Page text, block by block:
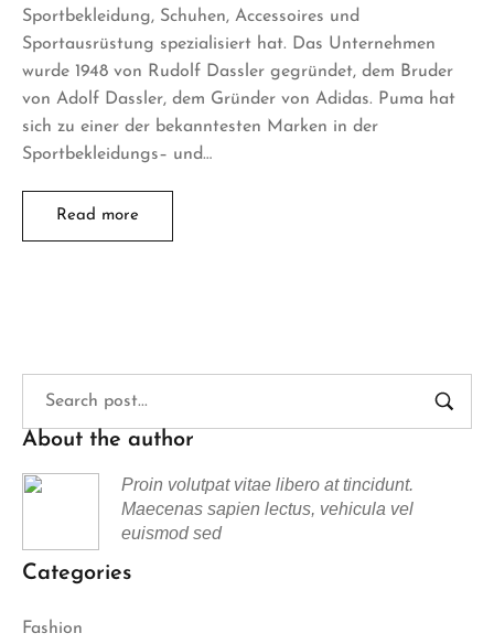
Sportbekleidung, Schuhen, Accessoires und
Sportausrüstung spezialisiert hat. Das Unternehmen
wurde 1948 von Rudolf Dassler gegründet, dem Bruder
von Adolf Dassler, dem Gründer von Adidas. Puma hat
sich zu einer der bekanntesten Marken in der
Sportbekleidungs– und…
Read more
About the author
Proin volutpat vitae libero at tincidunt.
Maecenas sapien lectus, vehicula vel
euismod sed
Categories
Fashion